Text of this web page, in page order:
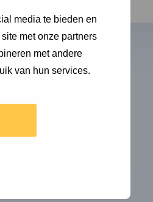
media te bieden en
met onze partners
met andere
van hun services.